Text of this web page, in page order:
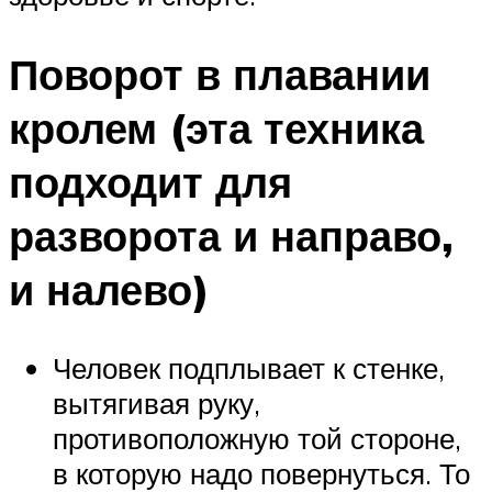
Поворот в плавании
кролем (эта техника
подходит для
разворота и направо,
и налево)
Человек подплывает к стенке,
вытягивая руку,
противоположную той стороне,
в которую надо повернуться. То